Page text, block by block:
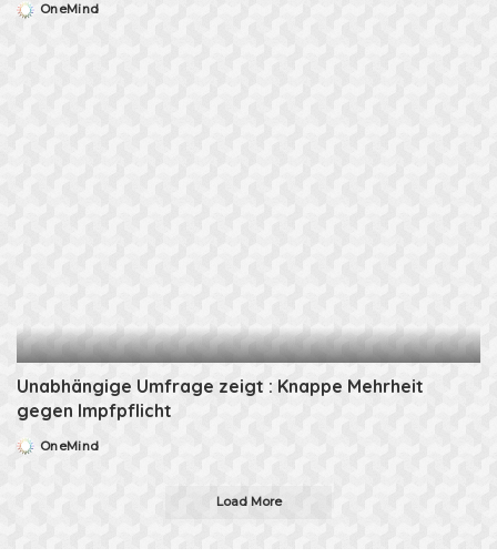
PostedOneMind
Unabhängige Umfrage zeigt : Knappe Mehrheit
gegen Impfpflicht
PostedOneMind
Load More